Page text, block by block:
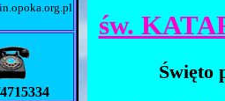
św.
Święto